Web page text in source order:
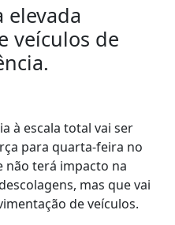
elevada
veículos de
à escala total vai ser
para quarta-feira no
não terá impacto na
mas que vai
de veículos.